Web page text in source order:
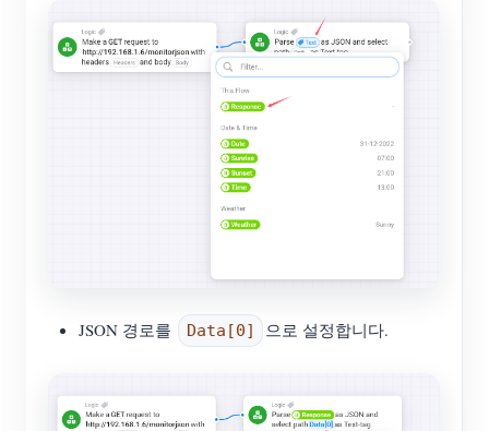
JSON 경로를 Data[0] 으로 설정합니다.